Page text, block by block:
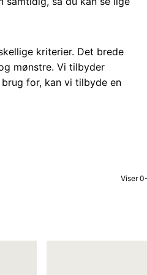
kriterier. Det brede
mønstre. Vi tilbyder
for, kan vi tilbyde en
Viser